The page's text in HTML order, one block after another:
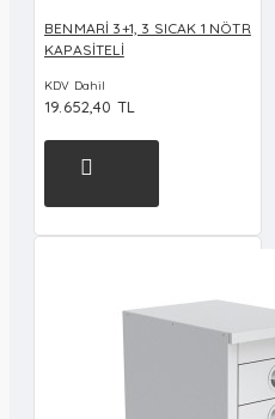
BENMARİ 3+1, 3 SICAK 1 NÖTR
KAPASİTELİ
KDV Dahil
19.652,40 TL